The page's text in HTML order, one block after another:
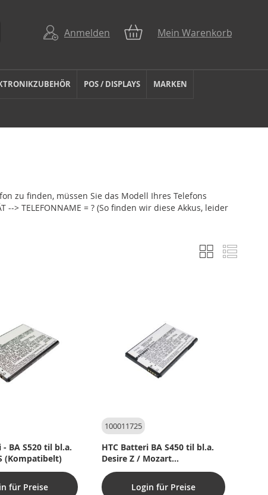
Anmelden Mein Warenkorb
POS / DISPLAYS MARKEN
zu finden, müssen Sie das Modell Ihres Telefons
--> TELEFONNAME = ? (So finden wir diese Akkus, leider
Anzeigen
als
Liste Liste
- BA S520 til bl.a.
(Kompatibelt)
für Preise
100011725
HTC Batteri BA S450 til bl.a.
Desire Z / Mozart
(Kompatibel)
Login für Preise